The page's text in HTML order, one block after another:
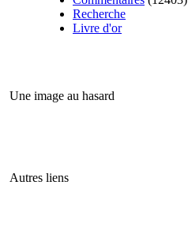
Recherche
Livre d'or
Une image au hasard
Autres liens